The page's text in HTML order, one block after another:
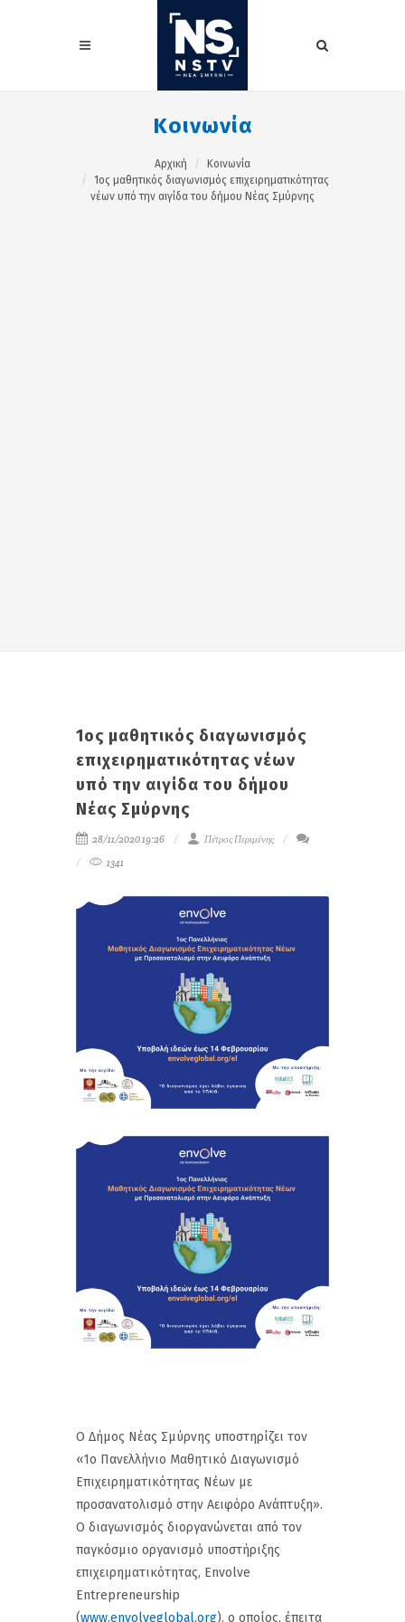
Κοινωνία
Αρχική
Κοινωνία
1ος μαθητικός διαγωνισμός επιχειρηματικότητας
νέων υπό την αιγίδα του δήμου Νέας Σμύρνης
1ος μαθητικός διαγωνισμός
επιχειρηματικότητας νέων
υπό την αιγίδα του δήμου
Νέας Σμύρνης
28/11/2020 19:26
Πέτρος Περιμένης
1341
Ο Δήμος Νέας Σμύρνης υποστηρίζει τον
«1ο Πανελλήνιο Μαθητικό Διαγωνισμό
Επιχειρηματικότητας Νέων με
προσανατολισμό στην Αειφόρο Ανάπτυξη».
Ο διαγωνισμός διοργανώνεται από τον
παγκόσμιο οργανισμό υποστήριξης
επιχειρηματικότητας, Envolve
Entrepreneurship
(www.envolveglobal.org), ο οποίος, έπειτα